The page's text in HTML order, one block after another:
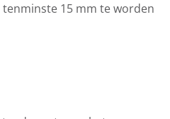
15 mm te worden